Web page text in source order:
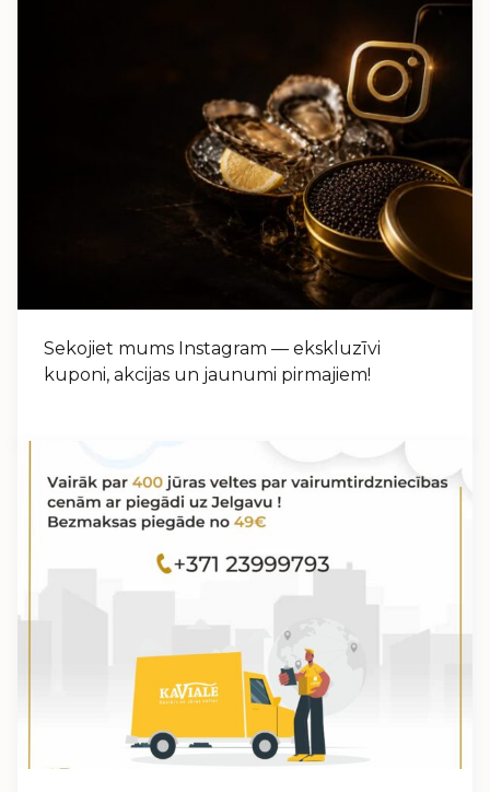
Sekojiet mums Instagram — ekskluzīvi
kuponi, akcijas un jaunumi pirmajiem!